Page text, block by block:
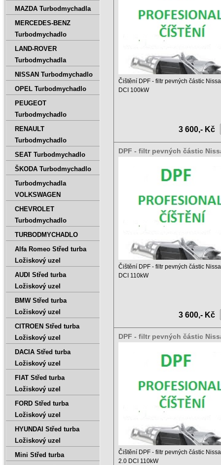
Čištění DPF - filtr pevných částic
DCI 100kW
3 600,- Kč
DPF - filtr pevných částic
Čištění DPF - filtr pevných částic
DCI 110kW
3 600,- Kč
DPF - filtr pevných částic
Čištění DPF - filtr pevných částic
2.0 DCI 110kW
MAZDA Turbodmychadla
MERCEDES-BENZ
Turbodmychadlo
LAND-ROVER
Turbodmychadla
NISSAN Turbodmychadlo
OPEL Turbodmychadlo
PEUGEOT
Turbodmychadlo
RENAULT
Turbodmychadlo
SEAT Turbodmychadlo
ŠKODA Turbodmychadlo
Turbodmychadla
VOLKSWAGEN
CHEVROLET
Turbodmychadlo
TURBODMYCHADLO
Alfa Romeo Střed turba
Ložiskový uzel
AUDI Střed turba
Ložiskový uzel
BMW Střed turba
Ložiskový uzel
CITROEN Střed turba
Ložiskový uzel
DACIA Střed turba
Ložiskový uzel
FIAT Střed turba
Ložiskový uzel
FORD Střed turba
Ložiskový uzel
HYUNDAI Střed turba
Ložiskový uzel
Mini Střed turba